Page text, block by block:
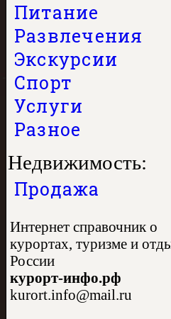
Питание
Развлечения
Экскурсии
Спорт
Услуги
Разное
Недвижимость:
Продажа
Интернет справочник о
курортах, туризме и
России
курорт-инфо.рф
kurort.info@mail.ru